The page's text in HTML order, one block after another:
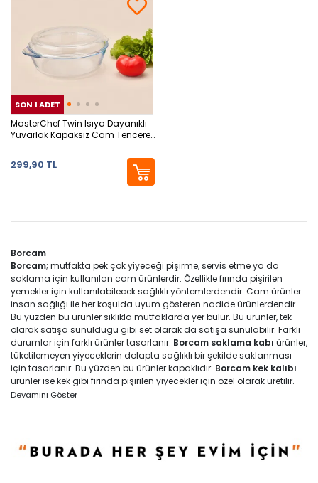
SON 1 ADET
MasterChef Twin Isıya Dayanıklı
Yuvarlak Kapaksız Cam Tencere
299,90 TL
Borcam
Borcam; mutfakta pek çok yiyeceği pişirme, servis etme ya da
saklama için kullanılan cam ürünlerdir. Özellikle fırında pişirilen
yemekler için kullanılabilecek sağlıklı yöntemlerdendir. Cam ürünler
insan sağlığı ile her koşulda uyum gösteren nadide ürünlerdendir.
Bu yüzden bu ürünler sıklıkla mutfaklarda yer bulur. Bu ürünler, tek
olarak satışa sunulduğu gibi set olarak da satışa sunulabilir. Farklı
durumlar için farklı ürünler tasarlanır. Borcam saklama kabı ürünler,
tüketilemeyen yiyeceklerin dolapta sağlıklı bir şekilde saklanması
için tasarlanır. Bu yüzden bu ürünler kapaklıdır. Borcam kek kalıbı
ürünler ise kek gibi fırında pişirilen yiyecekler için özel olarak üretilir.
Farklı durumlar için üretilen ürünler, farklı derinlik, şekil ya da kalınlığa
rahatlıkla seçebilirsiniz. Fırından çıkardığınız borcamı güvenle tutup
taşıyabilmek içinmutfak önlüğü ve fırın eldivenimodellerinden
dilediğinizi seçebilirsiniz.
Devamını Göster